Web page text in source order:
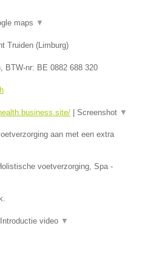
maps ▼
Truiden (Limburg)
, BTW-nr: BE 0882 688 320
Screenshot ▼
aan met een extra
voetverzorging, Spa -
Introductie video ▼